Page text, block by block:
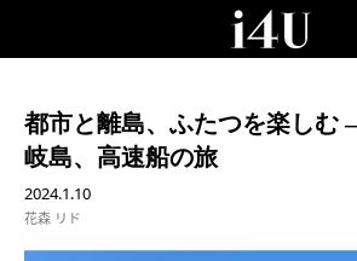
都市と離島、ふたつを楽し
岐島、高速船の旅
2024.1.10
花森 リド